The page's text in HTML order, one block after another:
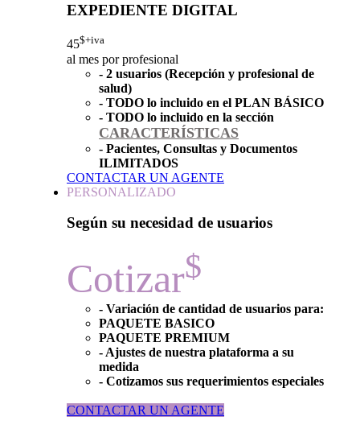
EXPEDIENTE DIGITAL
45$+iva
al mes por profesional
- 2 usuarios (Recepción y profesional de
salud)
- TODO lo incluido en el PLAN BÁSICO
- TODO lo incluido en la sección
CARACTERÍSTICAS
- Pacientes, Consultas y Documentos
ILIMITADOS
CONTACTAR UN AGENTE
PERSONALIZADO
Según su necesidad de usuarios
Cotizar$
- Variación de cantidad de usuarios para:
PAQUETE BASICO
PAQUETE PREMIUM
- Ajustes de nuestra plataforma a su
medida
- Cotizamos sus requerimientos especiales
CONTACTAR UN AGENTE